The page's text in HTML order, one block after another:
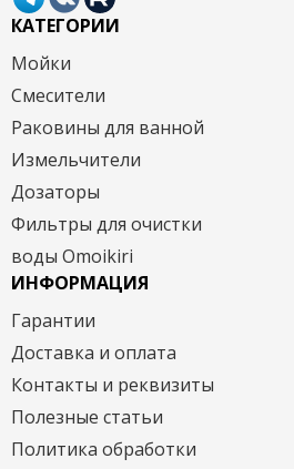
КАТЕГОРИИ
Мойки
Смесители
Раковины для ванной
Измельчители
Дозаторы
Фильтры для очистки
воды Omoikiri
ИНФОРМАЦИЯ
Гарантии
Доставка и оплата
Контакты и реквизиты
Полезные статьи
Политика обработки